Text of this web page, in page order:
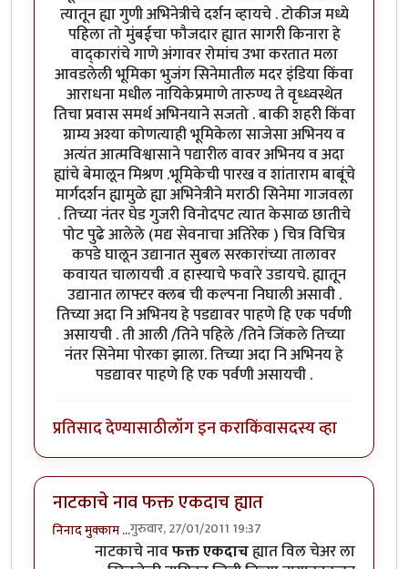
त्यातून ह्या गुणी अभिनेत्रीचे दर्शन व्हायचे . टोकीज मध्ये
पहिला तो मुंबईचा फौजदार ह्यात सागरी किनारा हे
वाद्कारांचे गाणे अंगावर रोमांच उभा करतात मला
आवडलेली भूमिका भुजंग सिनेमातील मदर इंडिया किंवा
आराधना मधील नायिकेप्रमाणे तारुण्य ते वृध्ध्वस्थेत
तिचा प्रवास समर्थ अभिनयाने सजतो . बाकी शहरी किंवा
ग्राम्य अश्या कोणत्याही भूमिकेला साजेसा अभिनय व
अत्यंत आत्मविश्वासाने पद्यारील वावर अभिनय व अदा
ह्यांचे बेमालून मिश्रण .भूमिकेची पारख व शांताराम बाबूंचे
मार्गदर्शन ह्यामुळे ह्या अभिनेत्रीने मराठी सिनेमा गाजवला
. तिच्या नंतर घेड गुजरी विनोदपट त्यात केसाळ छातीचे
पोट पुढे आलेले (मद्य सेवनाचा अतिरेक ) चित्र विचित्र
कपडे घालून उद्यानात सुबल सरकारांच्या तालावर
कवायत चालायची .व हास्याचे फवारे उडायचे. ह्यातून
उद्यानात लाफ्टर क्लब ची कल्पना निघाली असावी .
तिच्या अदा नि अभिनय हे पडद्यावर पाहणे हि एक पर्वणी
असायची . ती आली /तिने पहिले /तिने जिंकले तिच्या
नंतर सिनेमा पोरका झाला. तिच्या अदा नि अभिनय हे
पडद्यावर पाहणे हि एक पर्वणी असायची .
प्रतिसाद देण्यासाठीलॉग इन कराकिंवासदस्य व्हा
नाटकाचे नाव फक्त एकदाच ह्यात
निनाद मुक्काम …गुरुवार, 27/01/2011 19:37
नाटकाचे नावफक्त एकदाचह्यात विल चेअर ला